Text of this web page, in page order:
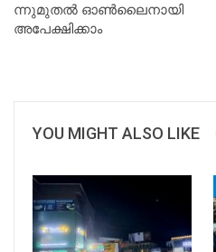
ന്നു​മു​ത​ൽ ഓൺ​ലൈ​നാ​യി
അ​പേ​ക്ഷി​ക്കാം
YOU MIGHT ALSO LIKE